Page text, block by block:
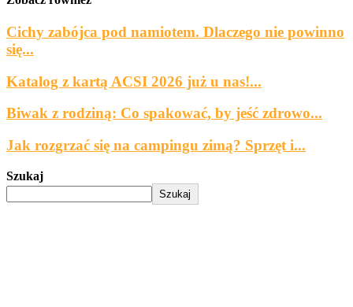
Cichy zabójca pod namiotem. Dlaczego nie powinno
się...
Katalog z kartą ACSI 2026 już u nas!...
Biwak z rodziną: Co spakować, by jeść zdrowo...
Jak rozgrzać się na campingu zimą? Sprzęt i...
Szukaj
Szukaj